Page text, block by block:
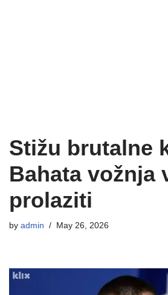
Stižu brutalne
Bahata vožnja
prolaziti
by admin May 26, 2026